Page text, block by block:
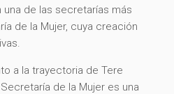
de las secretarías más
de la Mujer, cuya creación
a la trayectoria de Tere
de la Mujer es una